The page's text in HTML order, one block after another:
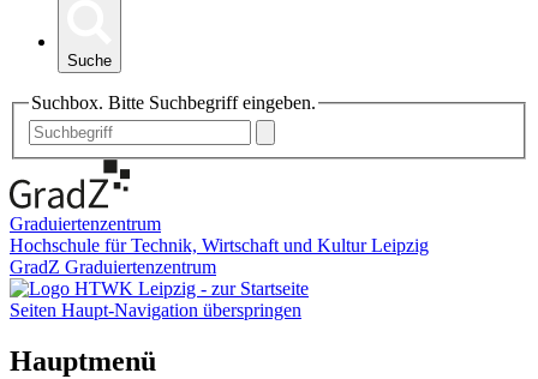
Suche
Suchbox. Bitte Suchbegriff eingeben.
Graduiertenzentrum
Hochschule für Technik, Wirtschaft und Kultur Leipzig
GradZ Graduiertenzentrum
Seiten Haupt-Navigation überspringen
Hauptmenü